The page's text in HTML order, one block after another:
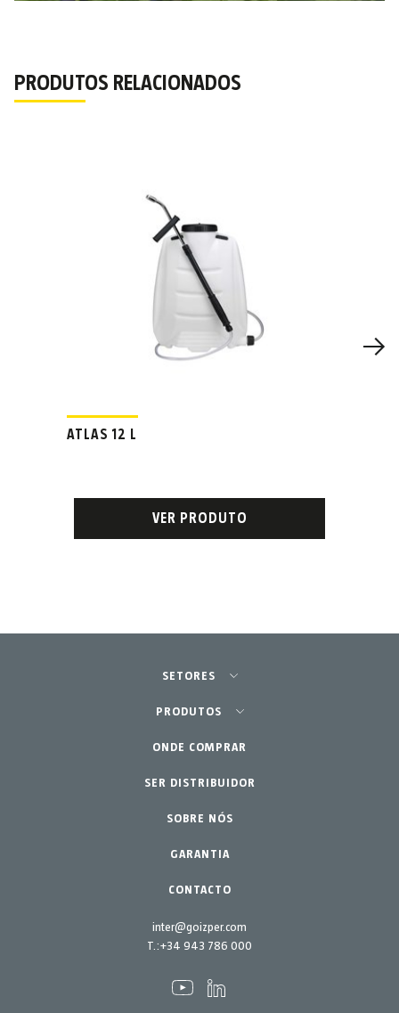
PRODUTOS RELACIONADOS
ATLAS 12 L
VER PRODUTO
inter@goizper.com
T.:+34 943 786 000
SETORES
Agricultura - Horta
Jardinagem Profissional
Lar - Jardim
PRODUTOS
Equipamentos
Acessórios
Peças de reposição
Kits de manutenção
ONDE COMPRAR
SER DISTRIBUIDOR
SOBRE NÓS
GARANTIA
CONTACTO